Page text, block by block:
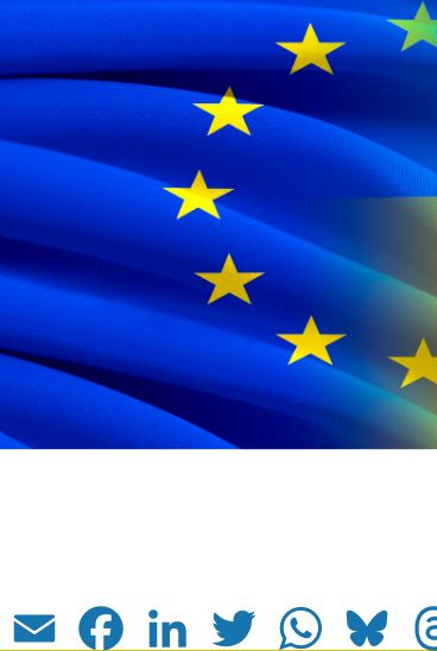
Email FacebookLinkedIn Twitter WhatsApp